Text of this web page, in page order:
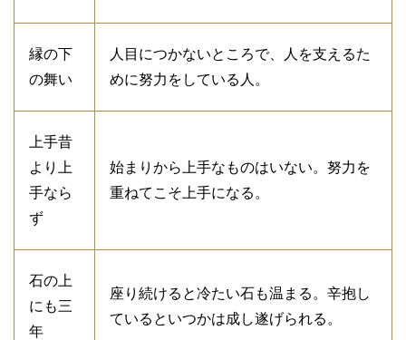
縁の下
の舞い
人目につかないところで、人を支えるた
めに努力をしている人。
上手昔
より上
手なら
ず
始まりから上手なものはいない。努力を
重ねてこそ上手になる。
石の上
にも三
年
座り続けると冷たい石も温まる。辛抱し
ているといつかは成し遂げられる。